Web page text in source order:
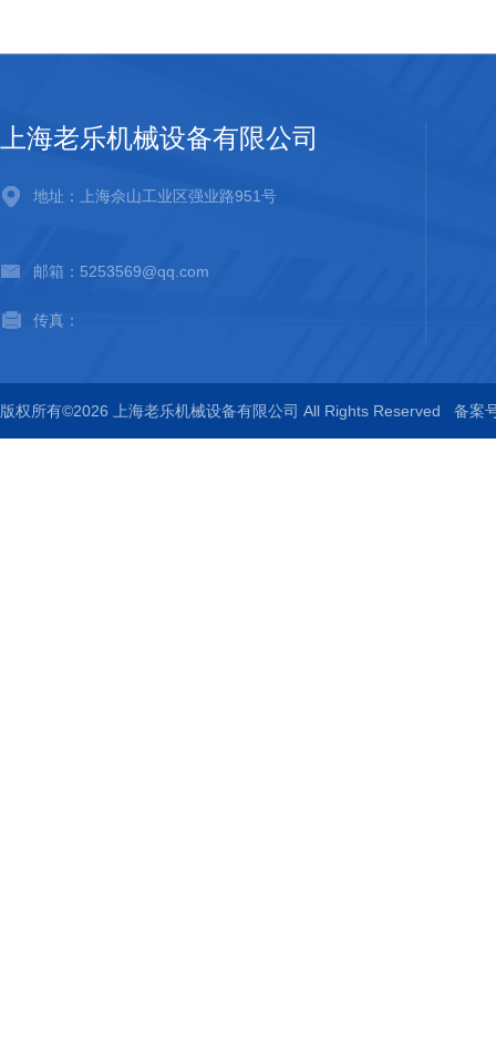
上海老乐机械设备有限公司
地址：上海佘山工业区强业路951号
邮箱：5253569@qq.com
传真：
版权所有©2026 上海老乐机械设备有限公司 All Rights Reserved 备案